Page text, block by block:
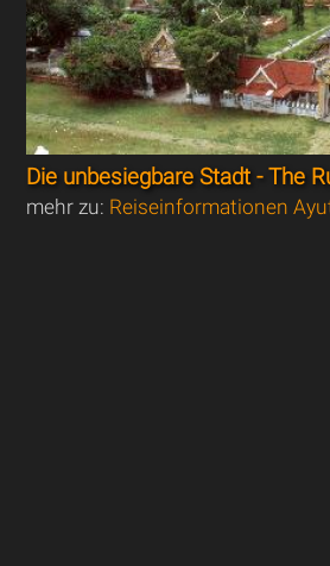
Die unbesiegbare Stadt - The
mehr zu: Reiseinformationen